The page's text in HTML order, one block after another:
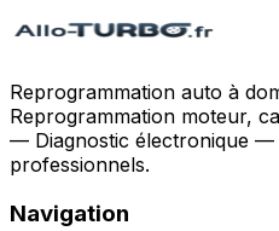
Reprogrammation auto à
Reprogrammation moteur,
— Diagnostic électronique —
professionnels.
Navigation